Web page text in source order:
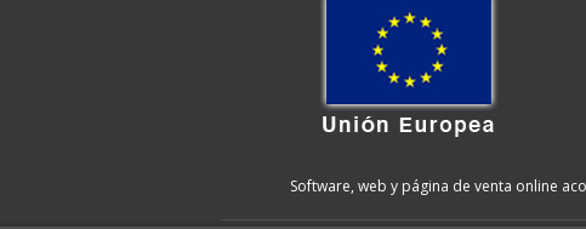
Software, web y página de venta online